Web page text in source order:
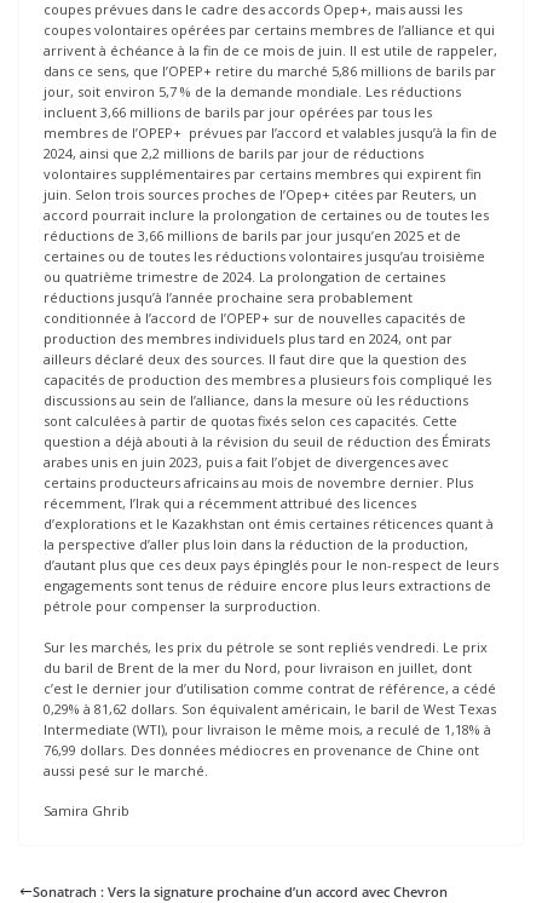
coupes prévues dans le cadre des accords Opep+, mais aussi les
coupes volontaires opérées par certains membres de l’alliance et qui
arrivent à échéance à la fin de ce mois de juin. Il est utile de rappeler,
dans ce sens, que l’OPEP+ retire du marché 5,86 millions de barils par
jour, soit environ 5,7 % de la demande mondiale. Les réductions
incluent 3,66 millions de barils par jour opérées par tous les
membres de l’OPEP+ prévues par l’accord et valables jusqu’à la fin de
2024, ainsi que 2,2 millions de barils par jour de réductions
volontaires supplémentaires par certains membres qui expirent fin
juin. Selon trois sources proches de l’Opep+ citées par Reuters, un
accord pourrait inclure la prolongation de certaines ou de toutes les
réductions de 3,66 millions de barils par jour jusqu’en 2025 et de
certaines ou de toutes les réductions volontaires jusqu’au troisième
ou quatrième trimestre de 2024. La prolongation de certaines
réductions jusqu’à l’année prochaine sera probablement
conditionnée à l’accord de l’OPEP+ sur de nouvelles capacités de
production des membres individuels plus tard en 2024, ont par
ailleurs déclaré deux des sources. Il faut dire que la question des
capacités de production des membres a plusieurs fois compliqué les
discussions au sein de l’alliance, dans la mesure où les réductions
sont calculées à partir de quotas fixés selon ces capacités. Cette
question a déjà abouti à la révision du seuil de réduction des Émirats
arabes unis en juin 2023, puis a fait l’objet de divergences avec
certains producteurs africains au mois de novembre dernier. Plus
récemment, l’Irak qui a récemment attribué des licences
d’explorations et le Kazakhstan ont émis certaines réticences quant à
la perspective d’aller plus loin dans la réduction de la production,
d’autant plus que ces deux pays épinglés pour le non-respect de leurs
engagements sont tenus de réduire encore plus leurs extractions de
pétrole pour compenser la surproduction.
Sur les marchés, les prix du pétrole se sont repliés vendredi. Le prix
du baril de Brent de la mer du Nord, pour livraison en juillet, dont
c’est le dernier jour d’utilisation comme contrat de référence, a cédé
0,29% à 81,62 dollars. Son équivalent américain, le baril de West Texas
Intermediate (WTI), pour livraison le même mois, a reculé de 1,18% à
76,99 dollars. Des données médiocres en provenance de Chine ont
aussi pesé sur le marché.
Samira Ghrib
Sonatrach : Vers la signature prochaine d’un accord avec Chevron